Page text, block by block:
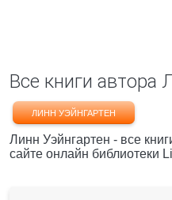
Все книги автора
ЛИНН УЭЙНГАРТЕН
Линн Уэйнгартен - все
сайте онлайн библиотеки